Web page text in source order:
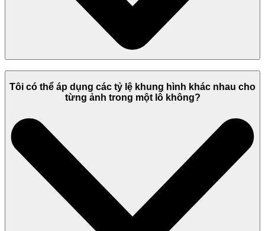
Tôi có thể áp dụng các tỷ lệ khung hình khác nhau cho
từng ảnh trong một lô không?